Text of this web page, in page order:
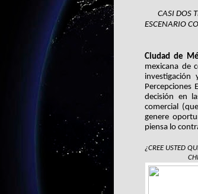
CASI DOS
ESCENARIO
Ciudad de
mexicana de
Percepciones
decisión en
comercial
genere
piensa lo
¿CREE USTED